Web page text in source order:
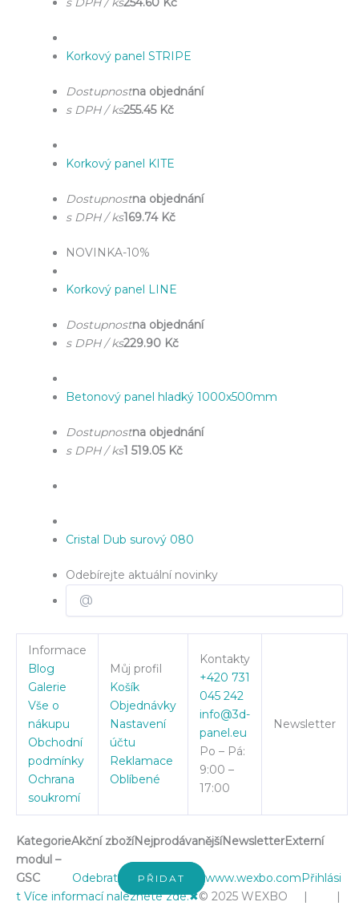
Korkový panel STRIPE
Dostupnostna objednání
s DPH / ks255.45 Kč
Korkový panel KITE
Dostupnostna objednání
s DPH / ks169.74 Kč
NOVINKA-10%
Korkový panel LINE
Dostupnostna objednání
s DPH / ks229.90 Kč
Betonový panel hladký 1000x500mm
Dostupnostna objednání
s DPH / ks1 519.05 Kč
Cristal Dub surový 080
Odebírejte aktuální novinky
Informace
Blog
Galerie
Vše o
nákupu
Obchodní
podmínky
Ochrana
soukromí
Můj profil
Košík
Objednávky
Nastavení
účtu
Reklamace
Oblíbené
Kontakty
+420 731
045 242
info@3d-
panel.eu
Po – Pá:
9:00 –
17:00
Newsletter
KategorieAkční zbožíNejprodávanějšíNewsletterExterní
modul –
GSC
Odebrat PŘIDAT www.wexbo.comPřihlási
t Více informací naleznete zde.✖© 2025 WEXBO | |